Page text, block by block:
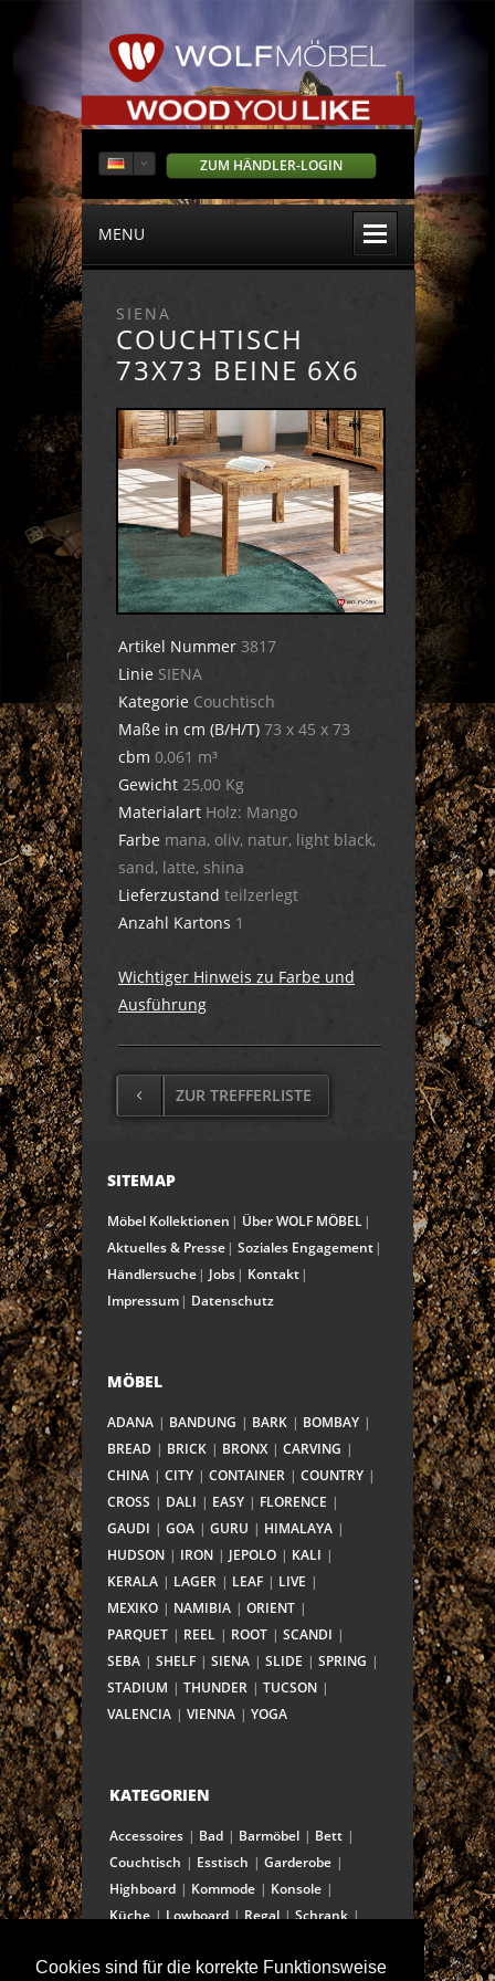
Cookies sind für die korrekte Funktionsweise
ZUM HÄNDLER-LOGIN
MENU
SIENA
COUCHTISCH
73X73 BEINE 6X6
Artikel Nummer 3817
Linie SIENA
Kategorie Couchtisch
Maße in cm (B/H/T) 73 x 45 x 73
cbm 0,061 m³
Gewicht 25,00 Kg
Materialart Holz: Mango
Farbe mana, oliv, natur, light black,
sand, latte, shina
Lieferzustand teilzerlegt
Anzahl Kartons 1
Wichtiger Hinweis zu Farbe und
Ausführung
ZUR TREFFERLISTE
SITEMAP
Möbel Kollektionen
Über WOLF MÖBEL
Aktuelles & Presse
Soziales Engagement
Händlersuche
Jobs
Kontakt
Impressum
Datenschutz
MÖBEL
ADANA BANDUNG BARK
BOMBAY
BREAD
BRICK BRONX
CARVING
CHINA
CITY CONTAINER
COUNTRY
CROSS
DALI EASY
FLORENCE
GAUDI
GOA GURU
HIMALAYA
HUDSON
IRON JEPOLO
KALI
KERALA
LAGER LEAF
LIVE
MEXIKO
NAMIBIA
ORIENT
PARQUET
REEL ROOT
SCANDI
SEBA
SHELF SIENA SLIDE
SPRING
STADIUM
THUNDER
TUCSON
VALENCIA
VIENNA YOGA
KATEGORIEN
Accessoires Bad Barmöbel
Bett
Couchtisch
Esstisch
Garderobe
Highboard
Kommode
Konsole
Küche
Lowboard Regal
Schrank
Stuhl/Bank
Truhe Vitrine